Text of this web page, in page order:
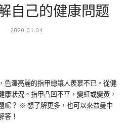
自己的健康問题
2020-01-04
色澤亮麗的指甲總讓人羨慕不已。從健
康狀況。指甲凸凹不平，變紅或變黃，
呢？ ※ 想了解更多，也可以來益曼中
答！